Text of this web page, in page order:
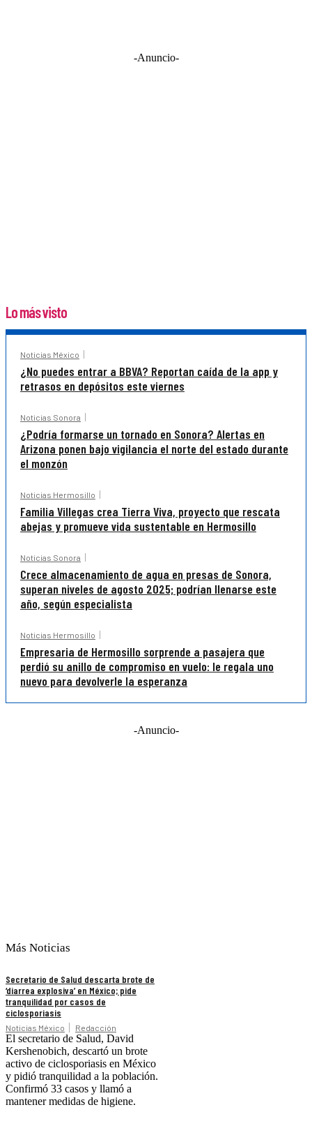
-Anuncio-
Lo más visto
Noticias México
¿No puedes entrar a BBVA? Reportan caída de la app y
retrasos en depósitos este viernes
Noticias Sonora
¿Podría formarse un tornado en Sonora? Alertas en
Arizona ponen bajo vigilancia el norte del estado durante
el monzón
Noticias Hermosillo
Familia Villegas crea Tierra Viva, proyecto que rescata
abejas y promueve vida sustentable en Hermosillo
Noticias Sonora
Crece almacenamiento de agua en presas de Sonora,
superan niveles de agosto 2025; podrían llenarse este
año, según especialista
Noticias Hermosillo
Empresaria de Hermosillo sorprende a pasajera que
perdió su anillo de compromiso en vuelo: le regala uno
nuevo para devolverle la esperanza
-Anuncio-
Más Noticias
Secretario de Salud descarta brote de
‘diarrea explosiva’ en México; pide
tranquilidad por casos de
ciclosporiasis
Noticias México Redacción
El secretario de Salud, David
Kershenobich, descartó un brote
activo de ciclosporiasis en México
y pidió tranquilidad a la población.
Confirmó 33 casos y llamó a
mantener medidas de higiene.